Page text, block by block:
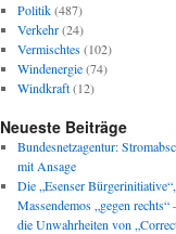
Politik(487)
Verkehr(24)
Vermischtes(102)
Windenergie(74)
Windkraft(12)
Neueste Beiträge
Bundesnetzagentur:
mit Ansage
Die „Esenser
Massendemos „gegen rechts“
die Unwahrheiten von